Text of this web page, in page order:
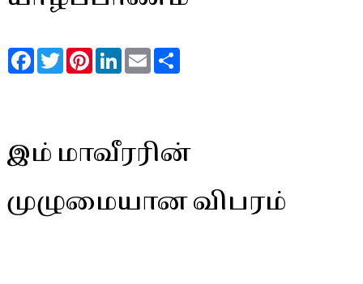
FacebookTwitterPinterestLinkedInEmail
இம் மாவீரரின்
முழுமையான விபரம்